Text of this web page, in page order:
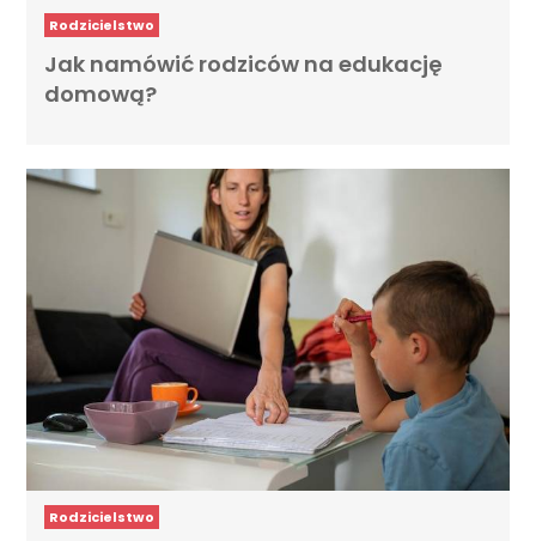
Rodzicielstwo
Jak namówić rodziców na edukację
domową?
Rodzicielstwo